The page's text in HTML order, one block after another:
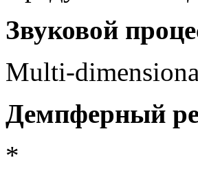
Звуковой
Multi-
Демпферный
*